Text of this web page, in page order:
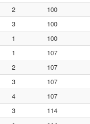
2
100
3
100
1
100
1
107
2
107
3
107
4
107
3
114